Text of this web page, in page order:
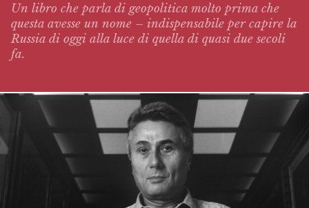
Un libro che parla di geopolitica molto prima che
questa avesse un nome – indispensabile per capire la
Russia di oggi alla luce di quella di quasi due secoli
fa.